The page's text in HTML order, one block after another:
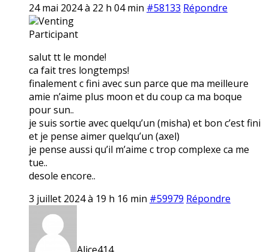
24 mai 2024 à 22 h 04 min #58133 Répondre
Venting
Participant
salut tt le monde!
ca fait tres longtemps!
finalement c fini avec sun parce que ma meilleure
amie n’aime plus moon et du coup ca ma boque
pour sun..
je suis sortie avec quelqu’un (misha) et bon c’est fini
et je pense aimer quelqu’un (axel)
je pense aussi qu’il m’aime c trop complexe ca me
tue..
desole encore..
3 juillet 2024 à 19 h 16 min #59979 Répondre